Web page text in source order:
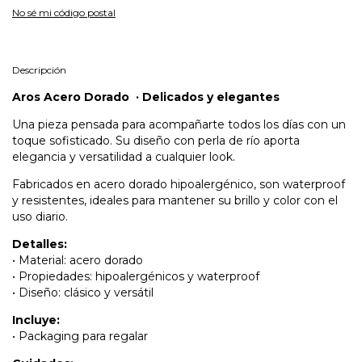
No sé mi código postal
Descripción
Aros Acero Dorado · Delicados y elegantes
Una pieza pensada para acompañarte todos los días con un
toque sofisticado. Su diseño con perla de río aporta
elegancia y versatilidad a cualquier look.
Fabricados en acero dorado hipoalergénico, son waterproof
y resistentes, ideales para mantener su brillo y color con el
uso diario.
Detalles:
• Material: acero dorado
• Propiedades: hipoalergénicos y waterproof
• Diseño: clásico y versátil
Incluye:
• Packaging para regalar